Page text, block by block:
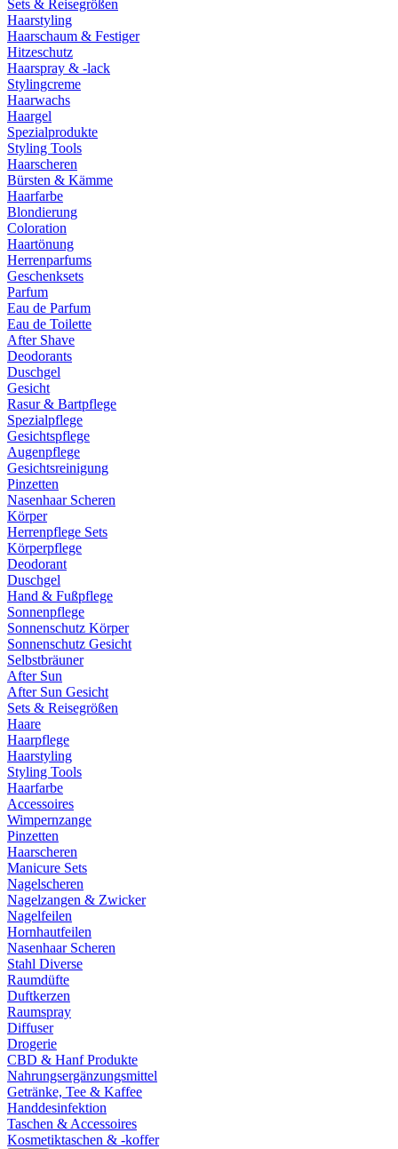
Sets & Reisegrößen
Haarstyling
Haarschaum & Festiger
Hitzeschutz
Haarspray & -lack
Stylingcreme
Haarwachs
Haargel
Spezialprodukte
Styling Tools
Haarscheren
Bürsten & Kämme
Haarfarbe
Blondierung
Coloration
Haartönung
Herrenparfums
Geschenksets
Parfum
Eau de Parfum
Eau de Toilette
After Shave
Deodorants
Duschgel
Gesicht
Rasur & Bartpflege
Spezialpflege
Gesichtspflege
Augenpflege
Gesichtsreinigung
Pinzetten
Nasenhaar Scheren
Körper
Herrenpflege Sets
Körperpflege
Deodorant
Duschgel
Hand & Fußpflege
Sonnenpflege
Sonnenschutz Körper
Sonnenschutz Gesicht
Selbstbräuner
After Sun
After Sun Gesicht
Sets & Reisegrößen
Haare
Haarpflege
Haarstyling
Styling Tools
Haarfarbe
Accessoires
Wimpernzange
Pinzetten
Haarscheren
Manicure Sets
Nagelscheren
Nagelzangen & Zwicker
Nagelfeilen
Hornhautfeilen
Nasenhaar Scheren
Stahl Diverse
Raumdüfte
Duftkerzen
Raumspray
Diffuser
Drogerie
CBD & Hanf Produkte
Nahrungsergänzungsmittel
Getränke, Tee & Kaffee
Handdesinfektion
Taschen & Accessoires
Kosmetiktaschen & -koffer